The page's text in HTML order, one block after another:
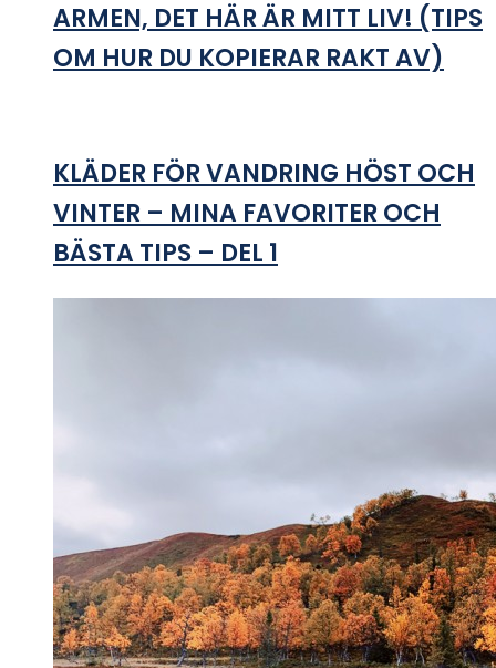
ARMEN, DET HÄR ÄR MITT LIV! (TIPS
OM HUR DU KOPIERAR RAKT AV)
KLÄDER FÖR VANDRING HÖST OCH
VINTER – MINA FAVORITER OCH
BÄSTA TIPS – DEL 1